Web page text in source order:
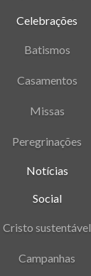
Celebrações
Batismos
Casamentos
Missas
Peregrinações
Notícias
Social
Cristo sustentável
Campanhas